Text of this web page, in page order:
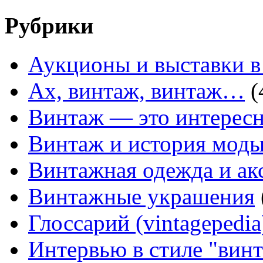
Рубрики
Аукционы и выставки
Ах, винтаж, винтаж…
Винтаж — это
Винтаж и история
Винтажная одежда и
Винтажные украшения
Глоссарий
Интервью в стиле